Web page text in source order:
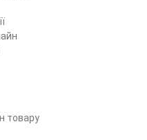
товару